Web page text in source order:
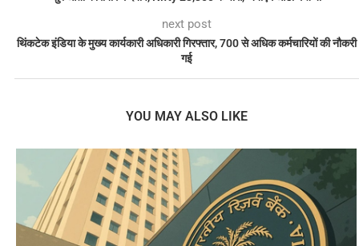
next post
थिंकटेक इंडिया के मुख्य कार्यकारी अधिकारी गिरफ्तार, 700 से अधिक कर्मचारियों की नौकरी
गई
YOU MAY ALSO LIKE